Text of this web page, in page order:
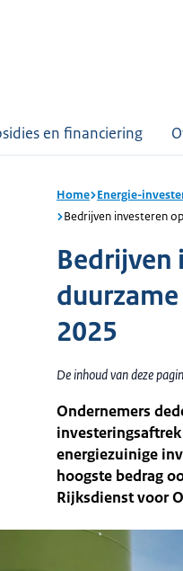
en financiering
Home Energie-
Bedrijven investeren
Bedrijven
2025
De inhoud van deze
Ondernemers
energiezuinige
hoogste bedrag
Rijksdienst voor